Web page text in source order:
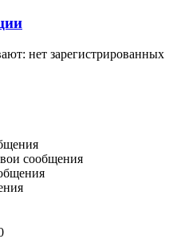
нет зарегистрированных
сообщения